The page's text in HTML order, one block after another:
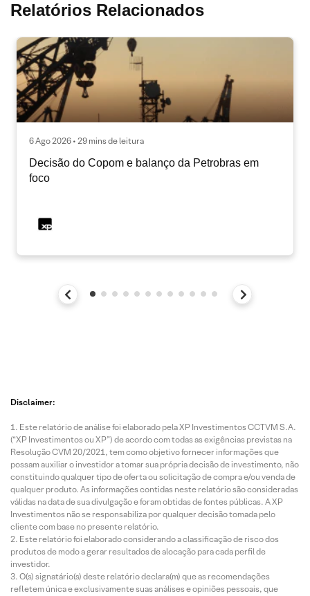
Relatórios Relacionados
6 Ago 2026 • 29 mins de leitura
Decisão do Copom e balanço da Petrobras em
foco
Disclaimer:
Este relatório de análise foi elaborado pela XP Investimentos CCTVM S.A.
(“XP Investimentos ou XP”) de acordo com todas as exigências previstas na
Resolução CVM 20/2021, tem como objetivo fornecer informações que
possam auxiliar o investidor a tomar sua própria decisão de investimento, não
constituindo qualquer tipo de oferta ou solicitação de compra e/ou venda de
qualquer produto. As informações contidas neste relatório são consideradas
válidas na data de sua divulgação e foram obtidas de fontes públicas. A XP
Investimentos não se responsabiliza por qualquer decisão tomada pelo
cliente com base no presente relatório.
Este relatório foi elaborado considerando a classificação de risco dos
produtos de modo a gerar resultados de alocação para cada perfil de
investidor.
O(s) signatário(s) deste relatório declara(m) que as recomendações
refletem única e exclusivamente suas análises e opiniões pessoais, que